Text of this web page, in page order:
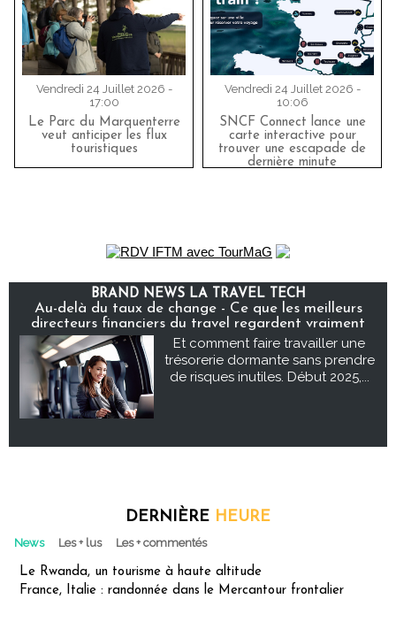
Vendredi 24 Juillet 2026 -
17:00
Le Parc du Marquenterre
veut anticiper les flux
touristiques
Vendredi 24 Juillet 2026 -
10:06
SNCF Connect lance une
carte interactive pour
trouver une escapade de
dernière minute
BRAND NEWS LA TRAVEL TECH
Au-delà du taux de change - Ce que les meilleurs
directeurs financiers du travel regardent vraiment
Et comment faire travailler une
trésorerie dormante sans prendre
de risques inutiles. Début 2025,...
DERNIÈRE HEURE
News Les + lus Les + commentés
Le Rwanda, un tourisme à haute altitude
France, Italie : randonnée dans le Mercantour frontalier